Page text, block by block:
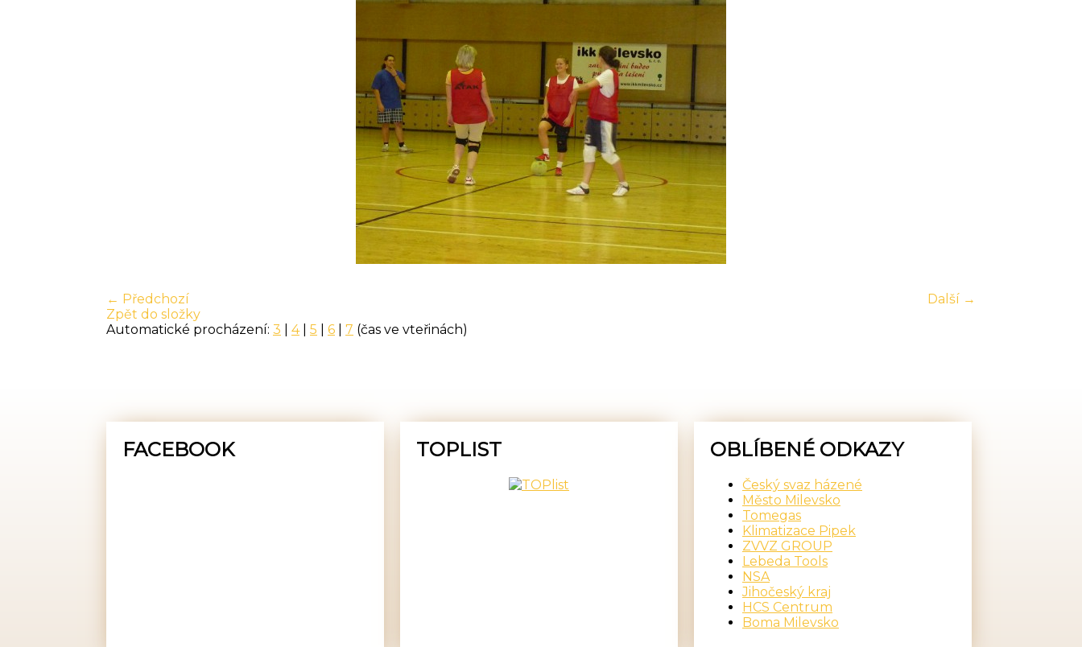
← Předchozí
Další →
Zpět do složky
Automatické procházení: 3 4| 5 6 7 (čas ve vteřinách)
FACEBOOK TOPLIST OBLÍBENÉ ODKAZY
Český svaz házené
Město Milevsko
Tomegas
Klimatizace Pipek
ZVVZ GROUP
Lebeda Tools
NSA
Jihočeský kraj
HCS Centrum
Boma Milevsko